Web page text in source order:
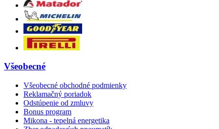
Všeobecné
Všeobecné obchodné podmienky
Reklamačný poriadok
Odstúpenie od zmluvy
Bonus program
Mikona - tepelná energetika